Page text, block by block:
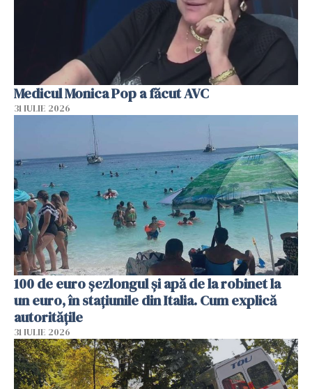
Medicul Monica Pop a făcut AVC
31 IULIE 2026
100 de euro șezlongul și apă de la robinet la
un euro, în stațiunile din Italia. Cum explică
autoritățile
31 IULIE 2026